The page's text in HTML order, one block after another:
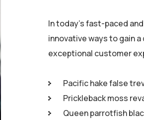
In today’s fast-paced
innovative ways to gain
exceptional customer
Pacific hake false
Prickleback moss
Queen parrotfish